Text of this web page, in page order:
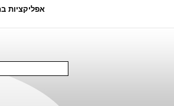
אפליקציות